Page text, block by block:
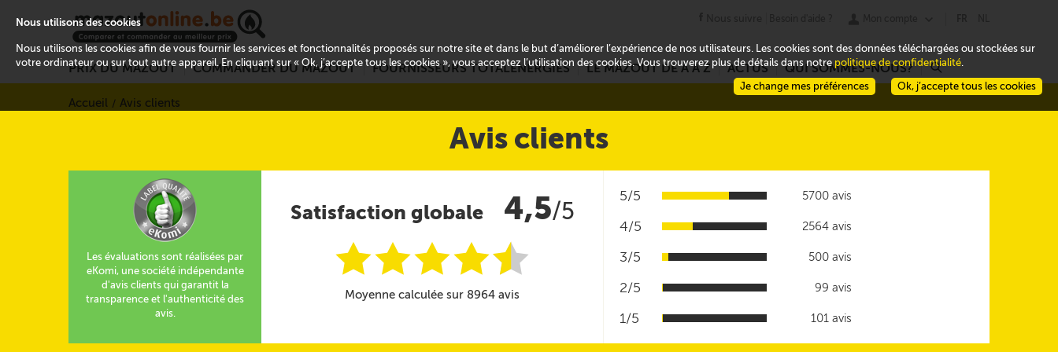
PRIX DU MAZOUT COMMANDER DU MAZOUT FOURNISSEURS TOTALENERGIES LE MAZOUT DE A À Z ACTUS QUI SOMMES-NOUS? r
Accueil Avis clients
Avis clients
Les évaluations sont réalisées par
eKomi, une société indépendante
d'avis clients qui garantit la
transparence et l'authenticité des
avis.
Satisfaction globale 4,5/5
iiiii
@
Moyenne calculée sur 8964 avis
5/5 5700 avis
4/5 2564 avis
3/5 500 avis
2/5 99 avis
1/5 101 avis
Nous utilisons des cookies
Nous utilisons les cookies afin de vous fournir les services et fonctionnalités proposés sur notre site et dans le but d’améliorer l’expérience de nos utilisateurs. Les cookies sont des données téléchargées ou stockées sur
votre ordinateur ou sur tout autre appareil. En cliquant sur « Ok, j’accepte tous les cookies », vous acceptez l’utilisation des cookies. Vous trouverez plus de détails dans notre politique de confidentialité.
Ok, j’accepte tous les cookies
Je change mes préférences